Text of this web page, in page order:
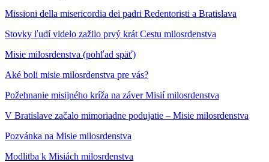
Missioni della misericordia dei padri Redentoristi a Bratislava
Stovky ľudí videlo zažilo prvý krát Cestu milosrdenstva
Misie milosrdenstva (pohľad späť)
Aké boli misie milosrdenstva pre vás?
Požehnanie misijného kríža na záver Misií milosrdenstva
V Bratislave začalo mimoriadne podujatie – Misie milosrdenstva
Pozvánka na Misie milosrdenstva
Modlitba k Misiách milosrdenstva